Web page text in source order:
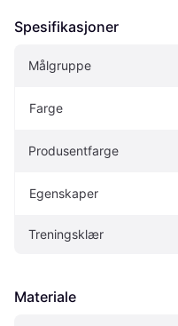
Spesifikasjoner
Målgruppe
Farge
Produsentfarge
Egenskaper
Treningsklær
Materiale